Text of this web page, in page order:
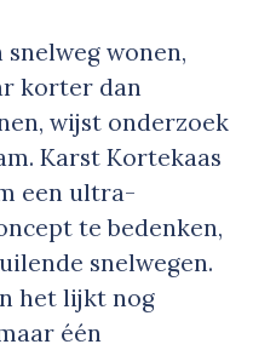
wonen,
korter dan
wijst onderzoek
Karst Kortekaas
een ultra-
te bedenken,
snelwegen.
het lijkt nog
één